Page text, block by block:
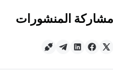
مشاركة المنشورات